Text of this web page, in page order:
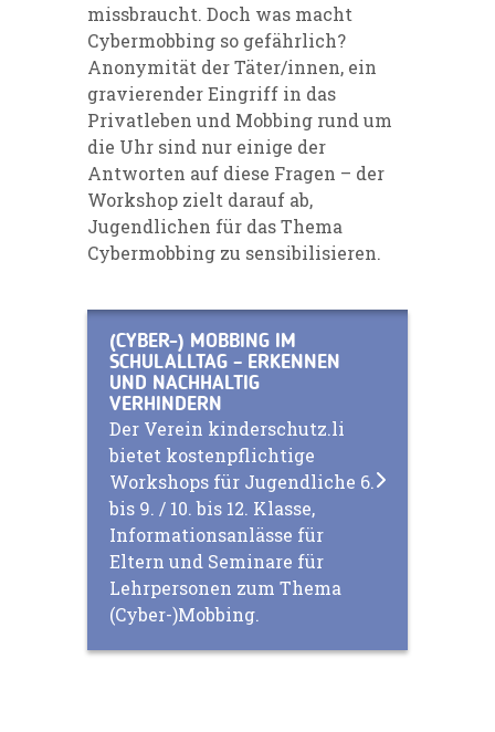
missbraucht. Doch was macht
Cybermobbing so gefährlich?
Anonymität der Täter/innen, ein
gravierender Eingriff in das
Privatleben und Mobbing rund um
die Uhr sind nur einige der
Antworten auf diese Fragen – der
Workshop zielt darauf ab,
Jugendlichen für das Thema
Cybermobbing zu sensibilisieren.
(CYBER-) MOBBING IM
SCHULALLTAG – ERKENNEN
UND NACHHALTIG
VERHINDERN
Der Verein kinderschutz.li
bietet kostenpflichtige
Workshops für Jugendliche 6.
bis 9. / 10. bis 12. Klasse,
Informationsanlässe für
Eltern und Seminare für
Lehrpersonen zum Thema
(Cyber-)Mobbing.